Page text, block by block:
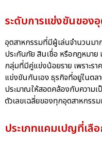
ระดับการแข่งขันของ
อุตสาหกรรมที่มีผู้เล่นจำนวนม
ประกันภัย สินเชื่อ หรือกฎหมา
กลุ่มที่มีคู่แข่งน้อยราย เพราะร
แข่งขันกันเอง ธุรกิจที่อยู่ในต
ประมาณให้สอดคล้องกับความเ
ตัวเลขเฉลี่ยของทุกอุตสาหกรร
ประเภทแคมเปญที่เลือ